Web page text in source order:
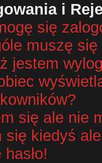
i
się
muszę
jestem
się ale nie
się kiedyś